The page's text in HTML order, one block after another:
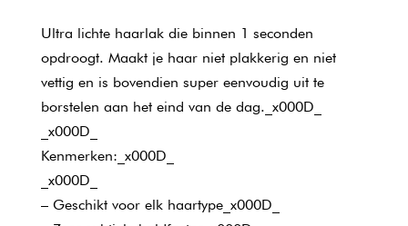
Ultra lichte haarlak die binnen 1 seconden
opdroogt. Maakt je haar niet plakkerig en niet
vettig en is bovendien super eenvoudig uit te
borstelen aan het eind van de dag._x000D_
_x000D_
Kenmerken:_x000D_
_x000D_
– Geschikt voor elk haartype_x000D_